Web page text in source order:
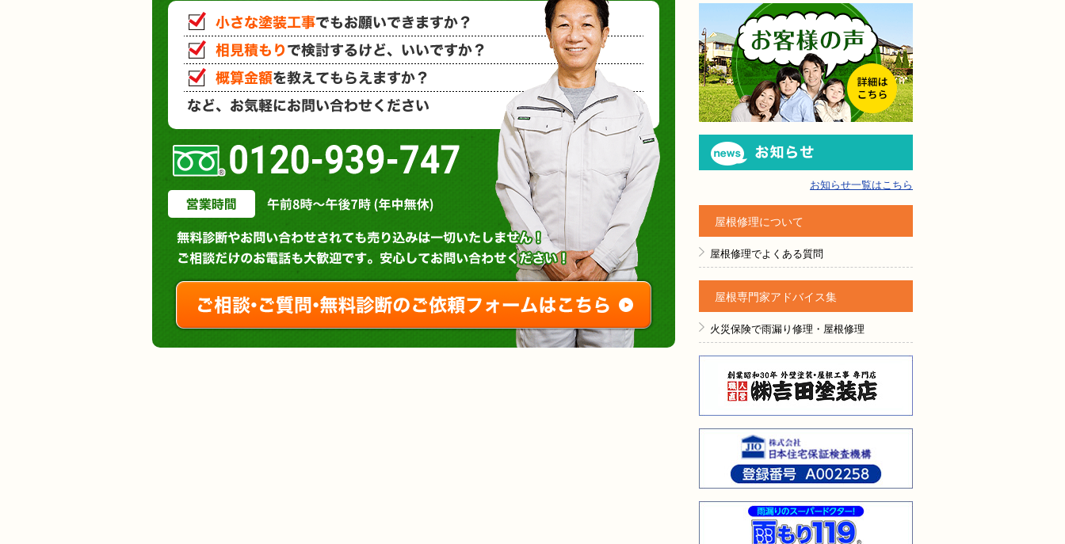
お知らせ一覧はこちら
屋根修理について
屋根修理でよくある質問
屋根専門家アドバイス集
火災保険で雨漏り修理・屋根修理
小さな塗装工事でもお願いできますか？
相見積もりで検討するけど、いいですか？
概算金額を教えてもらえますか？
など、お気軽にお問い合わせください。
0120-939-747
営業時間 : 午前8時～午後7時 (年中無休)
無料診断やお問い合わせされても売り込みは一切いたしません！ ご相談だけのお電話